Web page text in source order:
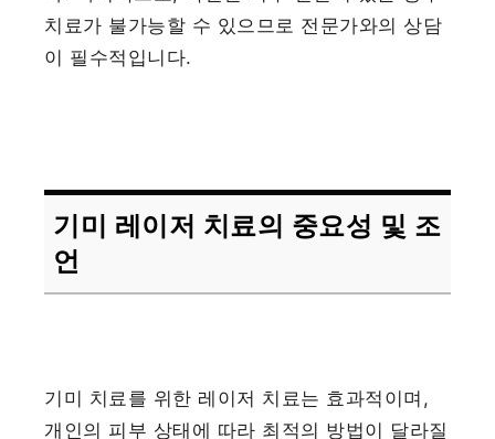
치료가 불가능할 수 있으므로 전문가와의 상담
이 필수적입니다.
기미 레이저 치료의 중요성 및 조
언
기미 치료를 위한 레이저 치료는 효과적이며,
개인의 피부 상태에 따라 최적의 방법이 달라질